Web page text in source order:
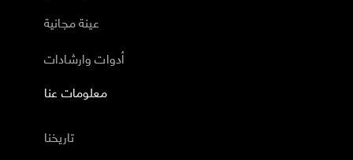
عينة مجانية
أدوات وارشادات
معلومات عنا
تاريخنا